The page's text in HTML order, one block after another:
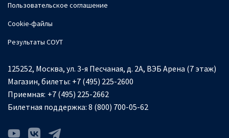
Пользовательское соглашение
Cookie-файлы
Результаты СОУТ
125252, Москва, ул. 3-я Песчаная, д. 2А, ВЭБ Арена (7 этаж)
Магазин, билеты: +7 (495) 225-2600
Приемная: +7 (495) 225-2662
Билетная поддержка: 8 (800) 700-05-62